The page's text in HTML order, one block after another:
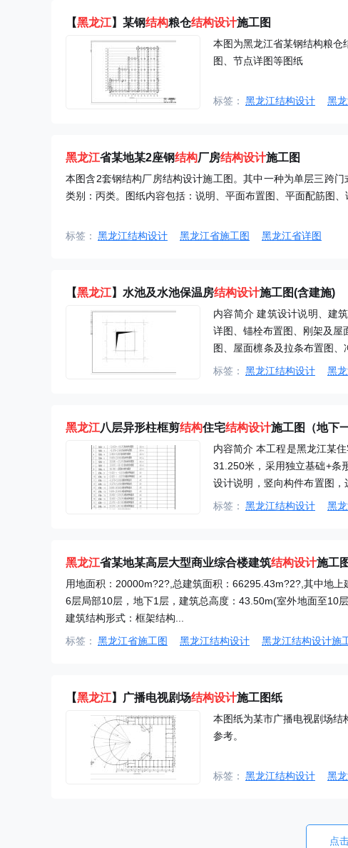
【黑龙江】某钢结构粮仓结构设计施工图
本图为黑龙江省某钢结构粮
图、节点详图等图纸
标签： 黑龙江结构设计 黑
黑龙江省某地某2座钢结构厂房结构设计施工图
本图含2套钢结构厂房结构设计施工图。其中一种为单层三跨
类别：丙类。图纸内容包括：说明、平面布置图、平面配筋图、
标签： 黑龙江结构设计 黑龙江省施工图 黑龙江省详图
【黑龙江】水池及水池保温房结构设计施工图(含建施)
内容简介 建筑设计说明、建
详图、锚栓布置图、刚架及
图、屋面檩条及拉条布置图
板模板图 基础平面图 模板图
标签： 黑龙江结构设计 黑
黑龙江八层异形柱框剪结构住宅结构设计施工图（地下
内容简介 本工程是黑龙江某
31.250米，采用独立基础+条
设计说明，竖向构件布置图，
通用详图等共计36张图。 -
标签： 黑龙江结构设计 黑
黑龙江省某地某高层大型商业综合楼建筑结构设计施工
用地面积：20000m?2?,总建筑面积：66295.43m?2?,其中地
6层局部10层，地下1层，建筑总高度：43.50m(室外地面至10
建筑结构形式：框架结构...
标签： 黑龙江省施工图 黑龙江结构设计 黑龙江结构设计施
【黑龙江】广播电视剧场结构设计施工图纸
本图纸为某市广播电视剧场
参考。
标签： 黑龙江结构设计 黑
点